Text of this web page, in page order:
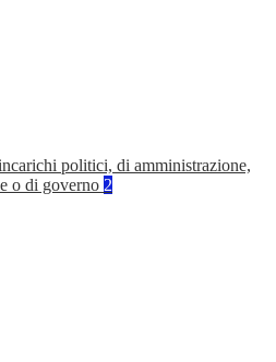
politici, di amministrazione,
o di governo 2